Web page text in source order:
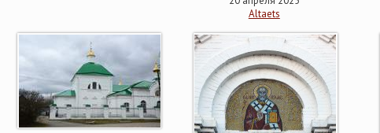
Altaets